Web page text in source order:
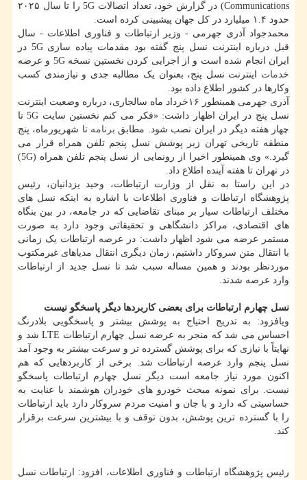
Communications) در گزارش خود، تعداد اتصالات 5G را تا سال ۲۰۲۵
حدود ۱.۴ میلیارد در کل جهان پیشبینی کرده است.
محمدجواد آذری جهرمی - وزیر ارتباطات و فناوری اطلاعات - سال
قبل درباره اینترنت نسل پنج گفته بود مقدمات پیاده سازی 5G در
ایران انجام شده است و از اجرایی کردن نخستین نسخه 5G و عرضه
خدمات اینترنت نسل پنج، بعنوان یک مطالبه جدی و نیازمندی کسب
وکارها در کشور اطلاع داده بود.
آذری جهرمی همینطور ۱۶خرداد ماه سالجاری، درباره وضعیت اینترنت
نسل پنج در ایران اظهار داشت: «فکر می کنم نخستین سایت 5G تا
چهار هفته دیگر در ایران نصب شود. مطابق برنامه تا شهریورماه، پنج
منطقه تاریخی تهران زیر پوشش نسل پنجم تلفن همراه قرار می
گیرد.» وی همینطور اخیرا از رونمایی از نسل پنجم تلفن همراه (5G)
در تهران تا هفته آینده اطلاع داد.
در این راستا به نقل از وزارت ارتباطات، وحید یزدانیان، رئیس
پژوهشگاه ارتباطات و فناوری اطلاعات با اشاره به اینکه نسل های
مختلف ارتباطات سیار بر مبنای تقاضایی که در جامعه، در بین بنگاه
های اقتصادی، مراکز دانشگاهی و تحقیقاتی وجود دارد به صورت
مستمر عرضه می شود اظهار داشت: در عرصه ارتباطات یک زمانی
با انتقال متن سروکار داشتیم، زمان دیگری انتقال مدیاهای غیرمکتوب
موردنظر بودند و همین مساله سبب شد تا نسل جدید از ارتباطات
وارد عرصه شدند.
نسل چهارم ارتباطات برای بعضی کاربردها دیگر پاسخگو نیست
ویافزود: به تدریج احتیاج به پوشش بیشتر و پاسخگویی بلادرنگ
احساس می شد که منجر به عرضه نسل چهارم ارتباطات LTE شد و
نهایتاً با نیازی که برای پوشش گسترده تر و سرعت بیشتر به وجود آمد
نسل پنجم وارد عرصه ارتباطات شد. برخی از کاربردهایی که هم
اکنون مورد نیاز جامعه است دیگر نسل چهارم ارتباطات پاسخگو
نیست. برای نمونه مبحث خودرو های خودران هوشمند با عنایت به
حساسیتی که دارد و با جان و امنیت مردم سروکار دارد باید ارتباطات
را با گسترده ترین پوشش، بدون توقف و با بیشترین سرعت برقرار
کند.
رئیس پژوهشگاه ارتباطات و فناوری اطلاعات، افزود: ارتباطات نسل